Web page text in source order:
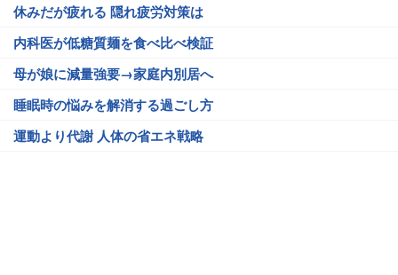
休みだが疲れる 隠れ疲労対策は
内科医が低糖質麺を食べ比べ検証
母が娘に減量強要→家庭内別居へ
睡眠時の悩みを解消する過ごし方
運動より代謝 人体の省エネ戦略